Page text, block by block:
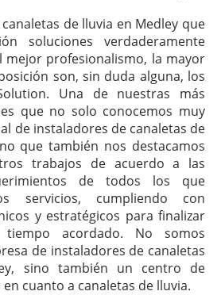
de lluvia en Medley que
soluciones verdaderamente
mejor profesionalismo, la mayor
son, sin duda alguna, los
Una de nuestras más
que no solo conocemos muy
de instaladores de canaletas de
que también nos destacamos
trabajos de acuerdo a las
de todos los que
servicios, cumpliendo con
y estratégicos para finalizar
acordado. No somos
de instaladores de canaletas
sino también un centro de
cuanto a canaletas de lluvia.